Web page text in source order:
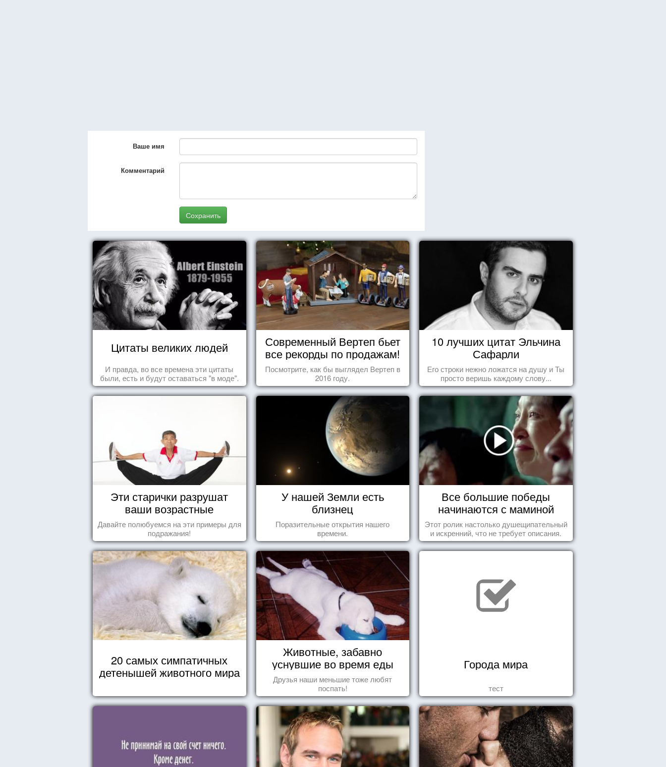
Ваше имя
Комментарий
Сохранить
Цитаты великих людей
И правда, во все времена эти цитаты
были, есть и будут оставаться "в моде".
Современный Вертеп бьет
все рекорды по продажам!
Посмотрите, как бы выглядел Вертеп в
2016 году.
10 лучших цитат Эльчина
Сафарли
Его строки нежно ложатся на душу и Ты
просто веришь каждому слову...
Эти старички разрушат
ваши возрастные
стереотипы
Давайте полюбуемся на эти примеры для
подражания!
У нашей Земли есть
близнец
Поразительные открытия нашего
времени.
Все большие победы
начинаются с маминой
колыбели
Этот ролик настолько душещипательный
и искренний, что не требует описания.
20 самых симпатичных
детенышей животного мира
Животные, забавно
уснувшие во время еды
Друзья наши меньшие тоже любят
поспать!
Города мира
тест